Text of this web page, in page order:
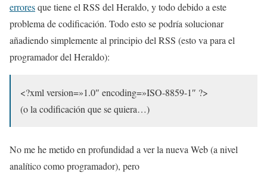
erroresque tiene el RSS del Heraldo, y todo debido a este
problema de codificación. Todo esto se podría solucionar
añadiendo simplemente al principio del RSS (esto va para el
programador del Heraldo):
<?xml version=»1.0″ encoding=»ISO-8859-1″ ?>
(o la codificación que se quiera…)
No me he metido en profundidad a ver la nueva Web (a nivel
analítico como programador), pero